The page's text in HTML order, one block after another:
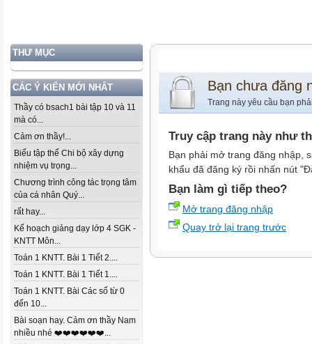
THƯ MỤC
CÁC Ý KIẾN MỚI NHẤT
Thầy có bsach1 bài tập 10 và 11
mà có...
Cảm ơn thầy!...
Biểu tập thể Chi bộ xây dựng
nhiệm vụ trọng...
Chương trình công tác trọng tâm
của cá nhân Quý...
rất hay...
Kế hoạch giảng dạy lớp 4 SGK -
KNTT Môn...
Toán 1 KNTT. Bài 1 Tiết 2....
Toán 1 KNTT. Bài 1 Tiết 1....
Toán 1 KNTT. Bài Các số từ 0
đến 10...
Bài soạn hay. Cảm ơn thầy Nam
nhiều nhé ❤️❤️❤️❤️❤️❤️...
Bạn chưa đăng
Trang này yêu cầu bạn
Truy cập trang này như
Bạn phải mở trang đăng nhập,
khẩu đã đăng ký rồi nhấn nút
Bạn làm gì tiếp theo?
Mở trang đăng nhập
Quay trở lại trang trước